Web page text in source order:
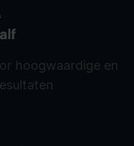
hoogwaardige en